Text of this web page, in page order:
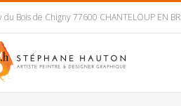
du Bois de Chigny 77600 CHANTELOUP EN